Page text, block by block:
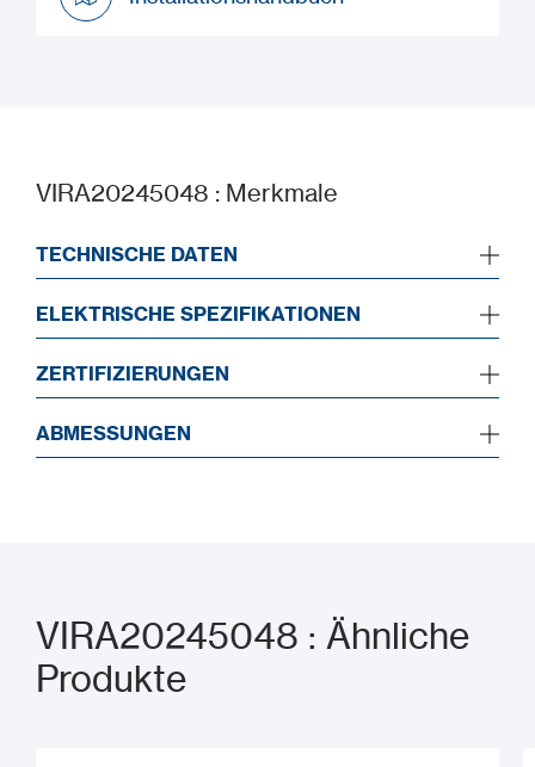
VIRA20245048 : Merkmale
TECHNISCHE DATEN
ELEKTRISCHE SPEZIFIKATIONEN
ZERTIFIZIERUNGEN
ABMESSUNGEN
VIRA20245048 : Ähnliche
Produkte